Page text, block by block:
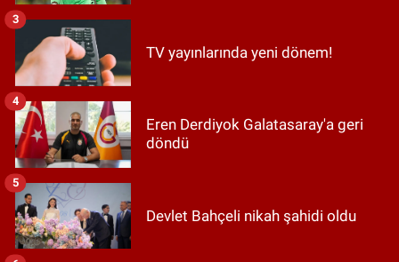
TV yayınlarında yeni dönem!
3
Eren Derdiyok Galatasaray'a geri
döndü
4
Devlet Bahçeli nikah şahidi oldu
5